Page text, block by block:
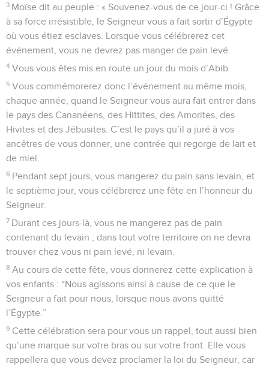
3 Moïse dit au peuple : « Souvenez-vous de ce jour-ci ! Grâce
à sa force irrésistible, le Seigneur vous a fait sortir d’Égypte
où vous étiez esclaves. Lorsque vous célébrerez cet
événement, vous ne devrez pas manger de pain levé.
4 Vous vous êtes mis en route un jour du mois d’Abib.
5 Vous commémorerez donc l’événement au même mois,
chaque année, quand le Seigneur vous aura fait entrer dans
le pays des Cananéens, des Hittites, des Amorites, des
Hivites et des Jébusites. C’est le pays qu’il a juré à vos
ancêtres de vous donner, une contrée qui regorge de lait et
de miel.
6 Pendant sept jours, vous mangerez du pain sans levain, et
le septième jour, vous célébrerez une fête en l’honneur du
Seigneur.
7 Durant ces jours-là, vous ne mangerez pas de pain
contenant du levain ; dans tout votre territoire on ne devra
trouver chez vous ni pain levé, ni levain.
8 Au cours de cette fête, vous donnerez cette explication à
vos enfants : “Nous agissons ainsi à cause de ce que le
Seigneur a fait pour nous, lorsque nous avons quitté
l’Égypte.”
9 Cette célébration sera pour vous un rappel, tout aussi bien
qu’une marque sur votre bras ou sur votre front. Elle vous
rappellera que vous devez proclamer la loi du Seigneur, car